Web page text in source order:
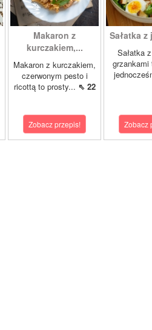
Makaron z
kurczakiem,...
Makaron z kurczakiem,
czerwonym pesto i
ricottą to prosty... ⇖ 22
Zobacz przepis!
Sałatka z
Sałatka
Zobacz